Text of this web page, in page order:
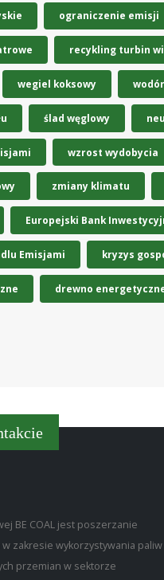
ograniczenie emisji
recykling turbin
wegiel koksowy wodór
ślad węglowy
wzrost wydobycia
zmiany klimatu
Europejski Bank
Emisjami kryzys
drewno
BE COAL jest poszerzanie
zakresie wykorzystywania paliw
przemian w sektorze